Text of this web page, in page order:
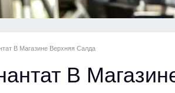
В Магазине Верхняя Салда
В